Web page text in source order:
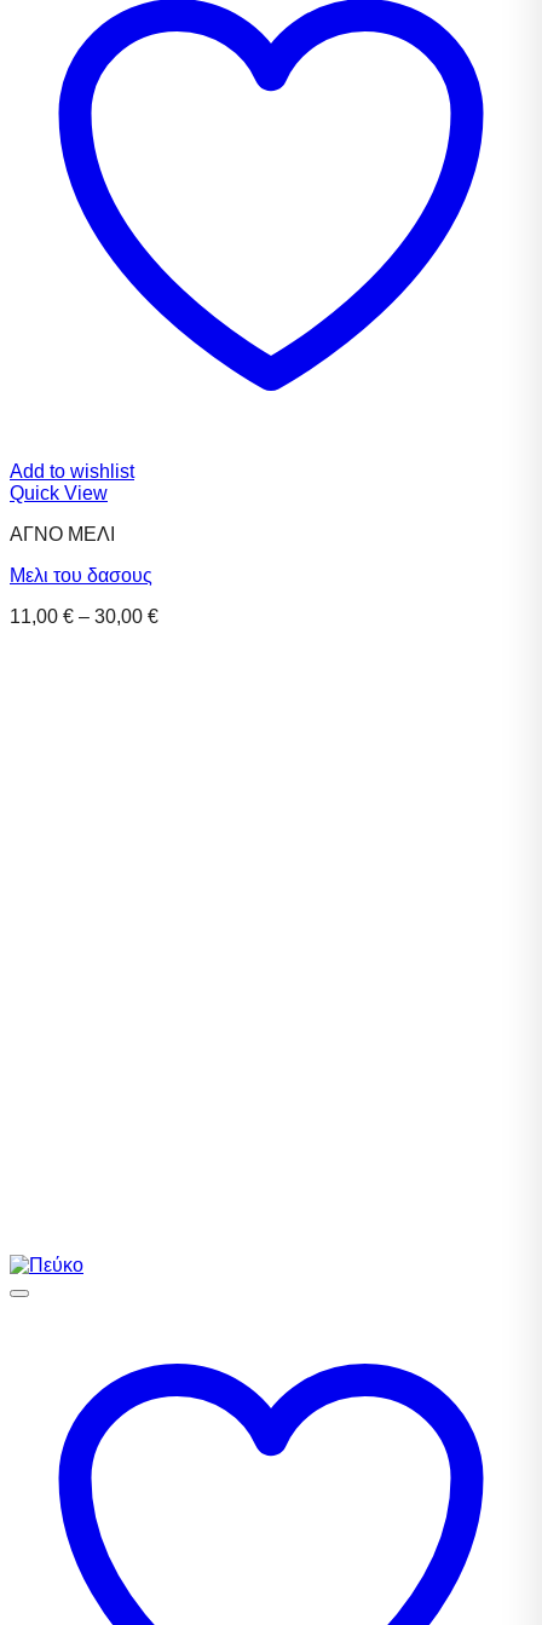
Add to wishlist
Quick View
ΑΓΝΟ ΜΕΛΙ
Μελι του δασους
11,00 € – 30,00 €Price